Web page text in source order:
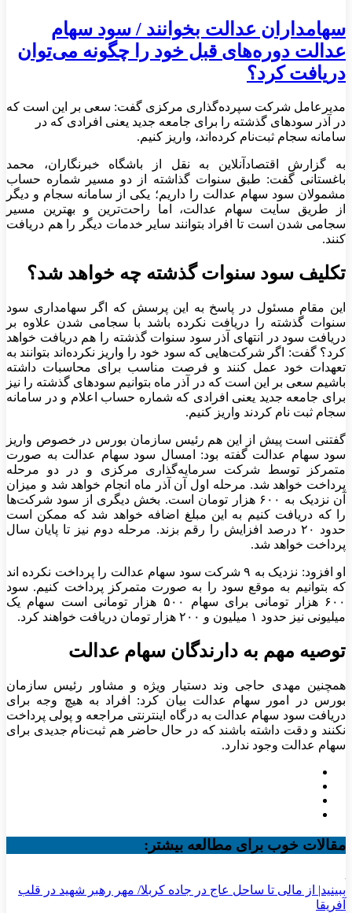
سهامداران عدالت بخوانند / سود سهام
عدالت دوره‌های قبل خود را چگونه می‌توان
دریافت کرد؟
مدیرعامل شرکت سپرده‌گذاری مرکزی گفت: سعی بر این است که
در آذر سودهای گذشته را برای جامعه جدید یعنی افرادی که در
سامانه سجام ثبت‌نام کرده‌اند، واریز کنیم.
به گزارش اقتصادآنلاین به نقل از باشگاه خبرنگاران، محمد
باغستانی گفت: طبق سنوات گذاشته از دو مسیر شماره حساب
مشمولان سود سهام عدالت را داریم؛ یکی از سامانه سجام و دیگر
از طریق سایت سهام عدالت، اما راحت‌ترین و بهترین مسیر
سجامی شدن است تا افراد بتوانند سایر خدمات دیگر را هم دریافت
کنند.
تکلیف سود سنوات گذشته چه خواهد شد؟
این مقام مسئول در پاسخ به این پرسش که اگر سهامداری سود
سنوات گذشته را دریافت نکرده باشد با سجامی شدن علاوه بر
دریافت سود در انتهای آذر سود سنوات گذشته را هم دریافت خواهد
کرد؟ گفت: اگر شرکت‌هایی که سود خود را واریز نکرده‌اند بتوانند به
تعهدات خود عمل کنند و فرصت مناسب برای محاسبات داشته
باشیم سعی بر این است که در آذر ماه بتوانیم سودهای گذشته را نیز
برای جامعه جدید یعنی افرادی که شماره حساب اعلام و در سامانه
سجام ثبت نام کردند واریز کنیم.
گفتنی است پیش از این هم رئیس سازمان بورس در خصوص واریز
سود سهام عدالت گفته بود: امسال سود سهام عدالت به صورت
متمرکز توسط شرکت سرمایه‌گذاری مرکزی و در دو مرحله
پرداخت خواهد شد. مرحله اول آن آذر ماه انجام خواهد شد و میزان
آن نزدیک به ۶۰۰ هزار تومان است. بخش دیگری از سود شرکت‌ها
را که دریافت کنیم به این مبلغ اضافه خواهد شد که ممکن است
حدود ۲۰ درصد افزایش را رقم بزند. مرحله دوم نیز تا پایان سال
پرداخت خواهد شد.
او افزود: نزدیک به ۹ شرکت سود سهام عدالت را پرداخت نکرده اند
که بتوانیم به موقع سود را به صورت متمرکز پرداخت کنیم. سود
۶۰۰ هزار تومانی برای سهام ۵۰۰ هزار تومانی است سهام یک
میلیونی نیز حدود ۱ میلیون و ۲۰۰ هزار تومان دریافت خواهند کرد.
توصیه مهم به دارندگان سهام عدالت
همچنین مهدی حاجی وند دستیار ویژه و مشاور رئیس سازمان
بورس در امور سهام عدالت بیان کرد: افراد به هیچ وجه برای
دریافت سود سهام عدالت به درگاه اینترنتی مراجعه و پولی پرداخت
نکنند و دقت داشته باشند که در حال حاضر هم ثبت‌نام جدیدی برای
سهام عدالت وجود ندارد.
مقالات خوب برای مطالعه بیشتر:
ببینید| از مالی تا ساحل عاج در جاده کربلا/ مهر رهبر شهید در قلب
آفریقا